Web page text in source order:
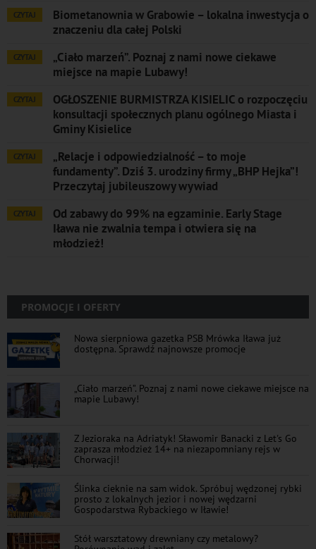
CZYTAJ
Biometanownia w Grabowie – lokalna inwestycja o
znaczeniu dla całej Polski
CZYTAJ
„Ciało marzeń”. Poznaj z nami nowe ciekawe
miejsce na mapie Lubawy!
CZYTAJ
OGŁOSZENIE BURMISTRZA KISIELIC o rozpoczęciu
konsultacji społecznych planu ogólnego Miasta i
Gminy Kisielice
CZYTAJ
„Relacje i odpowiedzialność – to moje
fundamenty”. Dziś 3. urodziny firmy „BHP Hejka”!
Przeczytaj jubileuszowy wywiad
CZYTAJ
Od zabawy do 99% na egzaminie. Early Stage
Iława nie zwalnia tempa i otwiera się na
młodzież!
PROMOCJE I OFERTY
Nowa sierpniowa gazetka PSB Mrówka Iława już
dostępna. Sprawdź najnowsze promocje
„Ciało marzeń”. Poznaj z nami nowe ciekawe miejsce na
mapie Lubawy!
Z Jezioraka na Adriatyk! Sławomir Banacki z Let's Go
zaprasza młodzież 14+ na niezapomniany rejs w
Chorwacji!
Ślinka cieknie na sam widok. Spróbuj wędzonej rybki
prosto z lokalnych jezior i nowej wędzarni
Gospodarstwa Rybackiego w Iławie!
Stół warsztatowy drewniany czy metalowy?